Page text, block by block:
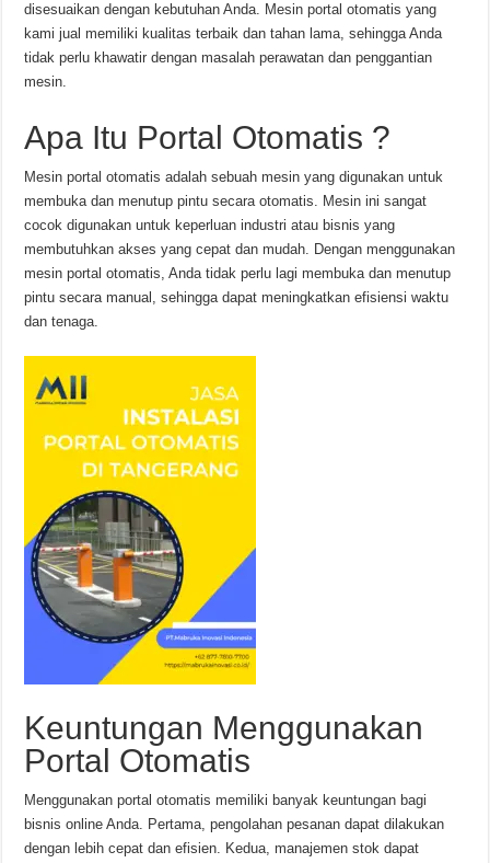
disesuaikan dengan kebutuhan Anda. Mesin portal otomatis yang
kami jual memiliki kualitas terbaik dan tahan lama, sehingga Anda
tidak perlu khawatir dengan masalah perawatan dan penggantian
mesin.
Apa Itu Portal Otomatis ?
Mesin portal otomatis adalah sebuah mesin yang digunakan untuk
membuka dan menutup pintu secara otomatis. Mesin ini sangat
cocok digunakan untuk keperluan industri atau bisnis yang
membutuhkan akses yang cepat dan mudah. Dengan menggunakan
mesin portal otomatis, Anda tidak perlu lagi membuka dan menutup
pintu secara manual, sehingga dapat meningkatkan efisiensi waktu
dan tenaga.
Keuntungan Menggunakan
Portal Otomatis
Menggunakan portal otomatis memiliki banyak keuntungan bagi
bisnis online Anda. Pertama, pengolahan pesanan dapat dilakukan
dengan lebih cepat dan efisien. Kedua, manajemen stok dapat